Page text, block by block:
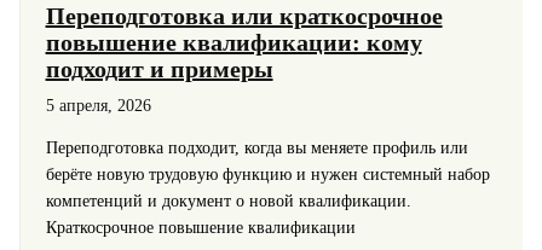
Переподготовка или краткосрочное
повышение квалификации: кому
подходит и примеры
5 апреля, 2026
Переподготовка подходит, когда вы меняете профиль или
берёте новую трудовую функцию и нужен системный набор
компетенций и документ о новой квалификации.
Краткосрочное повышение квалификации